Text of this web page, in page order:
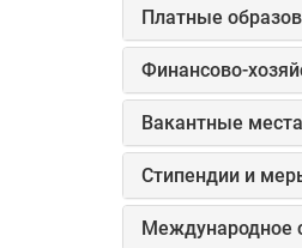
Платные
Финансово-
Вакантные
Стипендии и
Международное